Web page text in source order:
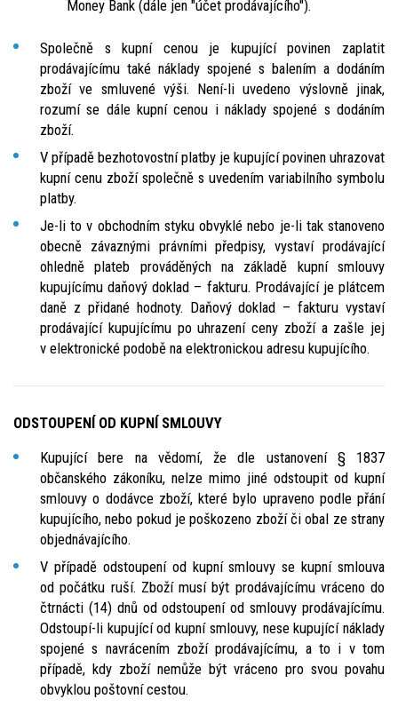
Money Bank (dále jen "účet prodávajícího").
Společně s kupní cenou je kupující povinen zaplatit
prodávajícímu také náklady spojené s balením a dodáním
zboží ve smluvené výši. Není-li uvedeno výslovně jinak,
rozumí se dále kupní cenou i náklady spojené s dodáním
zboží.
V případě bezhotovostní platby je kupující povinen uhrazovat
kupní cenu zboží společně s uvedením variabilního symbolu
platby.
Je-li to v obchodním styku obvyklé nebo je-li tak stanoveno
obecně závaznými právními předpisy, vystaví prodávající
ohledně plateb prováděných na základě kupní smlouvy
kupujícímu daňový doklad – fakturu. Prodávající je plátcem
daně z přidané hodnoty. Daňový doklad – fakturu vystaví
prodávající kupujícímu po uhrazení ceny zboží a zašle jej
v elektronické podobě na elektronickou adresu kupujícího.
ODSTOUPENÍ OD KUPNÍ SMLOUVY
Kupující bere na vědomí, že dle ustanovení § 1837
občanského zákoníku, nelze mimo jiné odstoupit od kupní
smlouvy o dodávce zboží, které bylo upraveno podle přání
kupujícího, nebo pokud je poškozeno zboží či obal ze strany
objednávajícího.
V případě odstoupení od kupní smlouvy se kupní smlouva
od počátku ruší. Zboží musí být prodávajícímu vráceno do
čtrnácti (14) dnů od odstoupení od smlouvy prodávajícímu.
Odstoupí-li kupující od kupní smlouvy, nese kupující náklady
spojené s navrácením zboží prodávajícímu, a to i v tom
případě, kdy zboží nemůže být vráceno pro svou povahu
obvyklou poštovní cestou.